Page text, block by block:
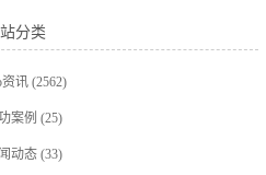
分类
资讯 (2562)
教程(705)
观点 (326)
案例 (25)
建设案例
动态 (33)